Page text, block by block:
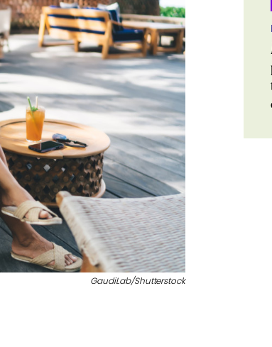
GaudiLab/Shutterstock